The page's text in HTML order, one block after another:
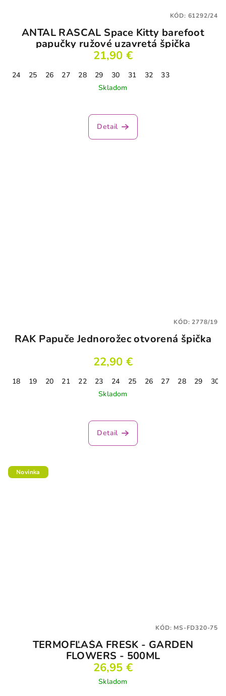
ANTAL RASCAL Space Kitty barefoot
papučky ružové uzavretá špička
21,90 €
24 25 26 27 28 29 30 31 32
33
Skladom
Detail
KÓD: 61292/24
RAK Papuče Jednorožec otvorená špička
22,90 €
18 19 20 21 22 23 24 25 26 27 28 29
30
Skladom
Detail
KÓD:2778/19
Novinka
TERMOFĽAŠA FRESK - GARDEN
FLOWERS - 500ML
26,95 €
Skladom
KÓD: MS-FD320-75